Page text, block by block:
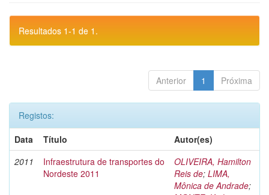
Resultados 1-1 de 1.
Anterior 1 Próxima
Registos:
Data
Título
Autor(es)
2011
Infraestrutura de transportes do
Nordeste 2011
OLIVEIRA, Hamilton
Reis de; LIMA,
Mônica de Andrade;